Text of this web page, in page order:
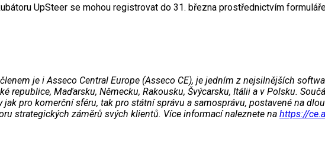
UpSteer se mohou registrovat do 31. března prostřednictvím
je i Asseco Central Europe (Asseco CE), je jedním z nejsilnějších
republice, Maďarsku, Německu, Rakousku, Švýcarsku, Itálii a v Polsku.
pro komerční sféru, tak pro státní správu a samosprávu, postavené na
strategických záměrů svých klientů. Více informací naleznete na https://